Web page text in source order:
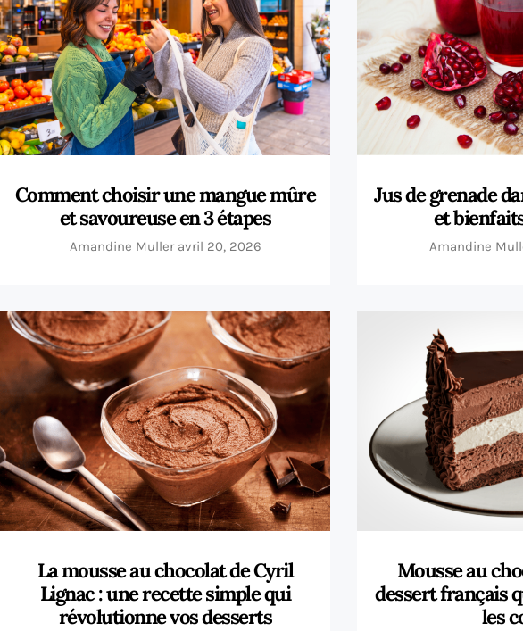
Comment choisir une mangue mûre
et savoureuse en 3 étapes
Amandine Muller avril 20, 2026
Jus de grenade
et
Amandine
La mousse au chocolat de Cyril
Lignac : une recette simple qui
révolutionne vos desserts
Mousse au
dessert français
les